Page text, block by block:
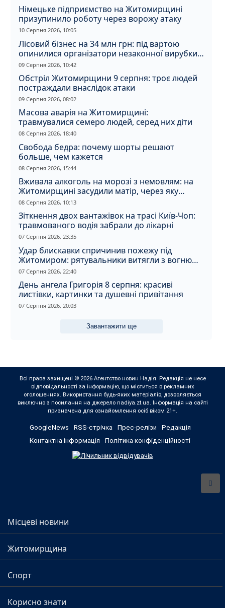
Німецьке підприємство на Житомирщині
призупинило роботу через ворожу атаку
10 Серпня 2026, 10:05
Лісовий бізнес на 34 млн грн: під вартою
опинилися організатори незаконної вирубки
на Житомирщині
09 Серпня 2026, 10:42
Обстріл Житомирщини 9 серпня: троє людей
постраждали внаслідок атаки
09 Серпня 2026, 08:02
Масова аварія на Житомирщині:
травмувалися семеро людей, серед них діти
08 Серпня 2026, 18:40
Свобода бедра: почему шорты решают
больше, чем кажется
08 Серпня 2026, 15:44
Вживала алкоголь на морозі з немовлям: на
Житомирщині засудили матір, через яку
дитина отримала обмороження
08 Серпня 2026, 10:13
Зіткнення двох вантажівок на трасі Київ-Чоп:
травмованого водія забрали до лікарні
07 Серпня 2026, 23:35
Удар блискавки спричинив пожежу під
Житомиром: рятувальники витягли з вогню
кота
07 Серпня 2026, 22:40
День ангела Григорія 8 серпня: красиві
листівки, картинки та душевні привітання
07 Серпня 2026, 20:03
Завантажити ще
Всі права захищені © 2026 Агентство новин Надія. Редакція не несе
відповідальності за інформацію, що міститься в рекламних
оголошеннях. Використання будь-яких матеріалів, дозволяється
виключно з посилання на джерело nadiya.zt.ua. Інформація на сайті
призначена для ознайомлення осіб віком 21+.
GoogleNews RSS-стрічка Прес-релізи
Редакція
Контактна інформація
Політика конфіденційності
Місцеві новини
Житомирщина
Спорт
Корисно знати